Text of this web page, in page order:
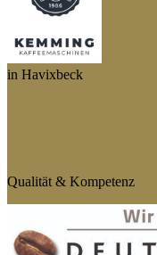
in Havixbeck
Qualität & Kompetenz